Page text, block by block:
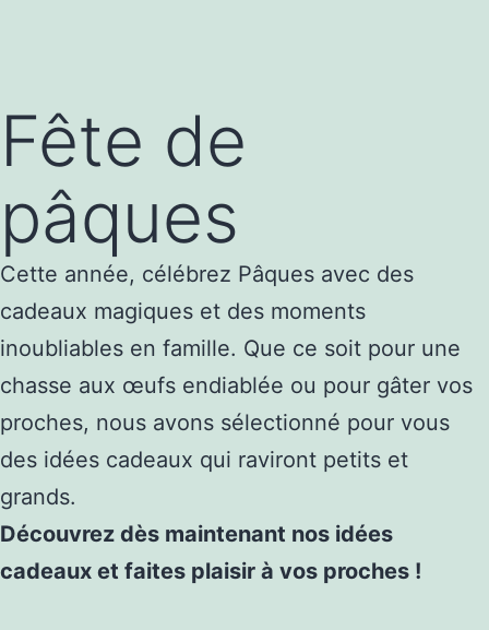
Fête de
pâques
Cette année, célébrez Pâques avec des
cadeaux magiques et des moments
inoubliables en famille. Que ce soit pour une
chasse aux œufs endiablée ou pour gâter vos
proches, nous avons sélectionné pour vous
des idées cadeaux qui raviront petits et
grands.
Découvrez dès maintenant nos idées
cadeaux et faites plaisir à vos proches !